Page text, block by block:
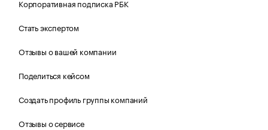
Корпоративная подписка РБК
Стать экспертом
Отзывы о вашей компании
Поделиться кейсом
Создать профиль группы компаний
Отзывы о сервисе